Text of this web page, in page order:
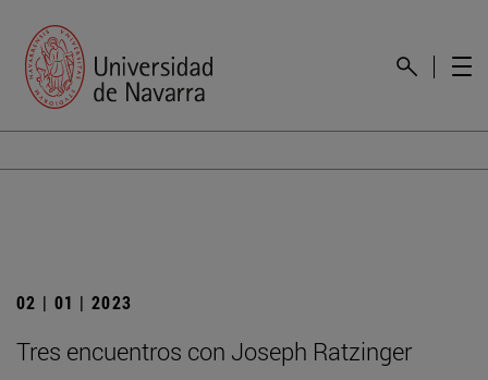
02 | 01 | 2023
Tres encuentros con Joseph Ratzinger